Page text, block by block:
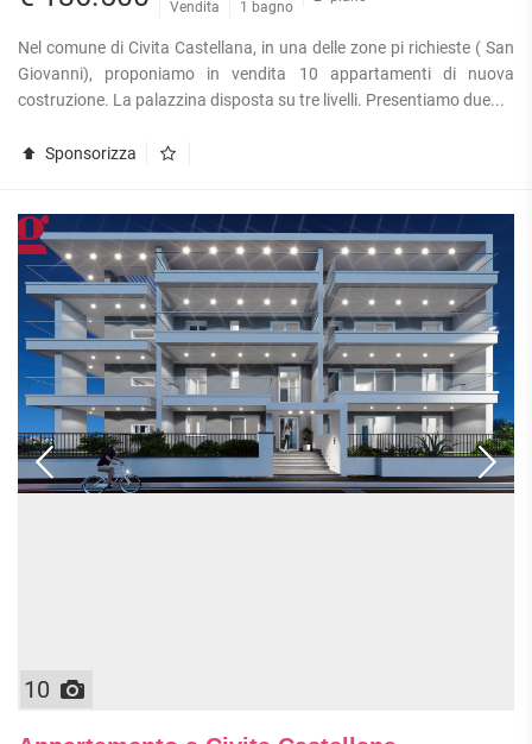
Vendita 1 bagno
Nel comune di Civita Castellana, in una delle zone pi richieste ( San
Giovanni), proponiamo in vendita 10 appartamenti di nuova
costruzione. La palazzina disposta su tre livelli. Presentiamo due...
Sponsorizza
10